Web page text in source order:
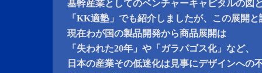
基幹産業としてのベンチャーキャピタルの図
「KK適塾」でも紹介しましたが、この展開
現在わが国の製品開発から商品展開は
「失われた20年」や「ガラパゴス化」など、
日本の産業その低迷化は見事にデザインへの